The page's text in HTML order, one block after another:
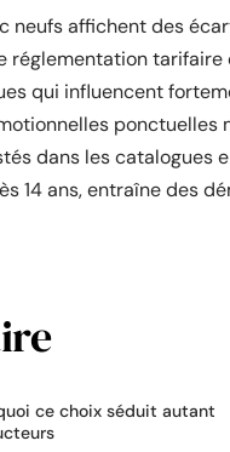
neufs affichent des
réglementation
qui influencent
dans les catalogues
14 ans, entraîne des
ce choix séduit autant